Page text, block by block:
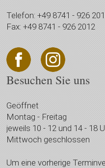
Telefon: +49 8741 - 926
Fax: +49 8741 - 926 2012
Besuchen Sie uns
Geöffnet
Montag - Freitag
jeweils 10 - 12 und 14 - 18
Mittwoch geschlossen
Um eine vorherige